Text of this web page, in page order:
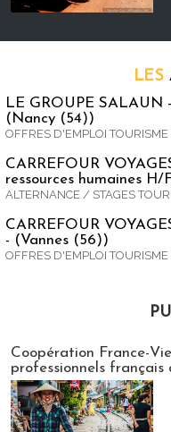
LES
LE GROUPE SALAUN
(Nancy (54))
OFFRES D'EMPLOI TOURISME
CARREFOUR
ressources humaines
ALTERNANCE / STAGES
CARREFOUR
- (Vannes (56))
OFFRES D'EMPLOI TOURISME
Coopération France-
professionnels français